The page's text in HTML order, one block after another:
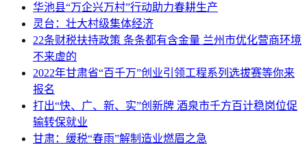
华池县“万企兴万村”行动助力春耕生产
灵台：壮大村级集体经济
22条财税扶持政策 条条都有含金量 兰州市优化营商环境
不来虚的
2022年甘肃省“百千万”创业引领工程系列选拔赛等你来
报名
打出“快、广、新、实”创新牌 酒泉市千方百计稳岗位促
输转保就业
甘肃：缓税“春雨”解制造业燃眉之急